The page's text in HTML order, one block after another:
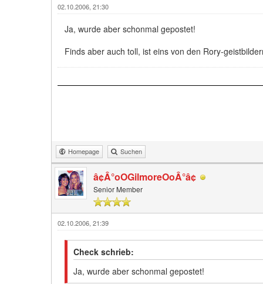
02.10.2006, 21:30
Ja, wurde aber schonmal gepostet!
Finds aber auch toll, ist eins von den Rory-
Homepage Suchen
â¢Â°oOGilmoreOoÂ°â¢
Senior Member
02.10.2006, 21:39
Check schrieb:
Ja, wurde aber schonmal gepostet!